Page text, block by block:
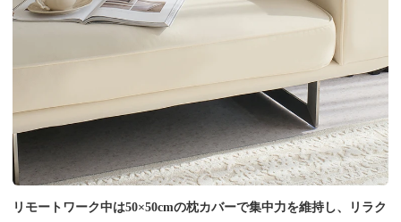
リモートワーク中は50×50cmの枕カバーで集中力を維持し、リラク